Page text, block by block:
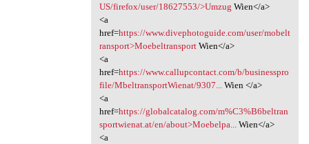
US/firefox/user/18627553/>Umzug Wien</a>
<a
href=https://www.divephotoguide.com/user/mobelt
ransport>MoebeltransportWien</a>
<a
href=https://www.callupcontact.com/b/businesspro
file/MbeltransportWienat/9307...Wien </a>
<a
href=https://globalcatalog.com/m%C3%B6beltran
sportwienat.at/en/about>Moebelpa...Wien</a>
<a